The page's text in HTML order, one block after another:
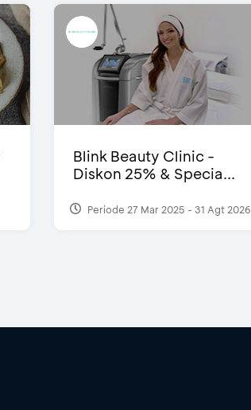
Blink Beauty Clinic -
Diskon 25% & Specia...
Periode 27 Mar 2025 - 31 Agt 2026